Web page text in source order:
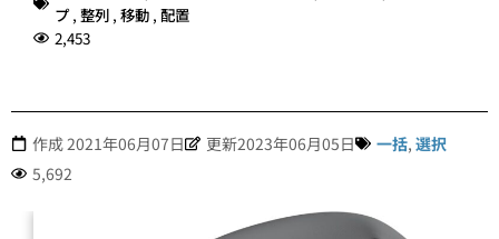
プ, 整列 , 移動 , 配置
2,453
作成 2021年06月07日 更新2023年06月05日 一括, 選択
5,692